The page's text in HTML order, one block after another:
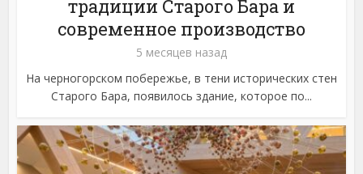
традиции Старого Бара и
современное производство
5 месяцев назад
На черногорском побережье, в тени исторических стен
Старого Бара, появилось здание, которое по...